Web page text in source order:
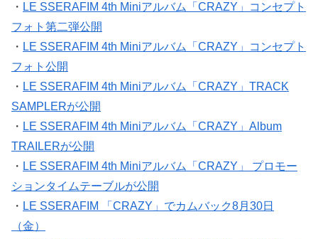
・ LE SSERAFIM 4th Miniアルバム「CRAZY」コンセプト
フォト第二弾公開
・ LE SSERAFIM 4th Miniアルバム「CRAZY」コンセプト
フォト公開
・ LE SSERAFIM 4th Miniアルバム「CRAZY」TRACK
SAMPLERが公開
・ LE SSERAFIM 4th Miniアルバム「CRAZY」Album
TRAILERが公開
・ LE SSERAFIM 4th Miniアルバム「CRAZY」 プロモー
ションタイムテーブルが公開
・ LE SSERAFIM 「CRAZY」でカムバック8月30日
（金）